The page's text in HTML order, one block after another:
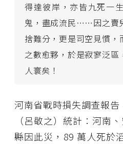
得達彼岸，亦皆九死一
鬼，盡成流民……因之賣
捨難分，更是司空見慣，
之數愈夥，於是寂寥泛
人寰矣！
河南省戰時損失調查報
（呂敬之）統計：河南
縣因此災，89 萬人死於